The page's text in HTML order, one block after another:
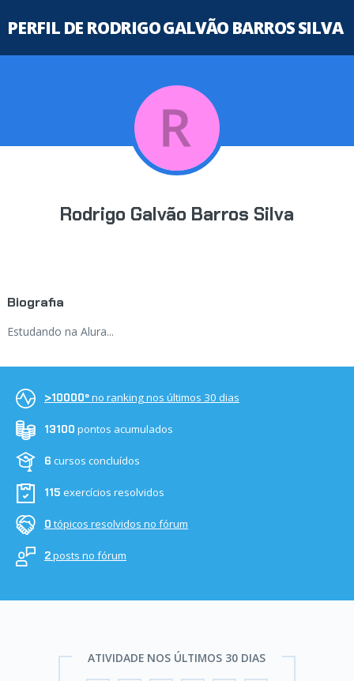
PERFIL DE RODRIGO GALVÃO BARROS SILVA
Rodrigo Galvão Barros Silva
Biografia
Estudando na Alura...
>10000ºno ranking nos últimos 30 dias
13100 pontos acumulados
6 cursos concluídos
115 exercícios resolvidos
0 tópicos resolvidos no fórum
2posts no fórum
ATIVIDADE NOS ÚLTIMOS 30 DIAS